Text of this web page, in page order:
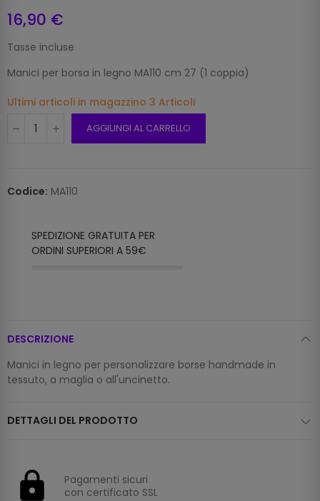
16,90 €
Tasse incluse
Manici per borsa in legno MA110 cm 27 (1 coppia)
Ultimi articoli in magazzino 3 Articoli
AGGIUNGI AL CARRELLO
Codice: MA110
SPEDIZIONE GRATUITA PER
ORDINI SUPERIORI A 59€
DESCRIZIONE
Manici in legno per personalizzare borse handmade in
tessuto, a maglia o all'uncinetto.
DETTAGLI DEL PRODOTTO
Pagamenti sicuri
con certificato SSL